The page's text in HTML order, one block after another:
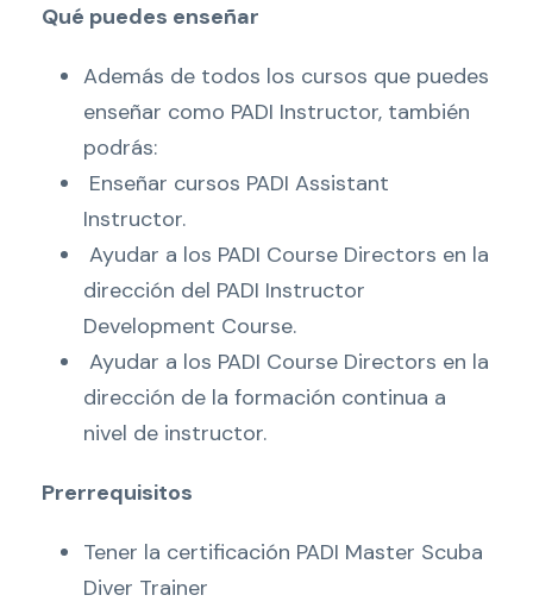
Qué puedes enseñar
Además de todos los cursos que puedes
enseñar como PADI Instructor, también
podrás:
Enseñar cursos PADI Assistant
Instructor.
Ayudar a los PADI Course Directors en la
dirección del PADI Instructor
Development Course.
Ayudar a los PADI Course Directors en la
dirección de la formación continua a
nivel de instructor.
Prerrequisitos
Tener la certificación PADI Master Scuba
Diver Trainer